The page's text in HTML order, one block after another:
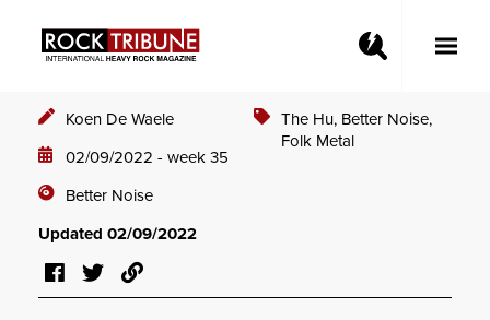
Toggle
Koen De Waele
02/09/2022 - week 35
Better Noise
The Hu, Better Noise,
Folk Metal
Updated 02/09/2022